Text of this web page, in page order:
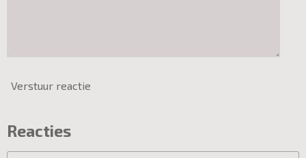
Verstuur reactie
Reacties